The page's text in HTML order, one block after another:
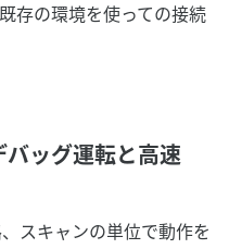
存の環境を使っての接続
ッグ運転と高速
スキャンの単位で動作を